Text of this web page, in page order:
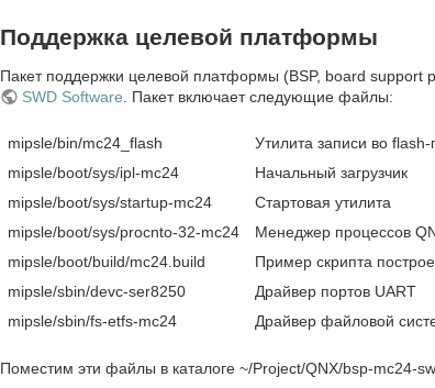
Поддержка целевой платформы
Пакет поддержки целевой платформы (BSP, board
SWD Software . Пакет включает следующие файлы:
mipsle/bin/mc24_flash
Утилита записи во
mipsle/boot/sys/ipl-mc24
Начальный загрузчик
mipsle/boot/sys/startup-mc24
Стартовая утилита
mipsle/boot/sys/procnto-32-mc24
Менеджер процессов
mipsle/boot/build/mc24.build
Пример скрипта
mipsle/sbin/devc-ser8250
Драйвер портов UART
mipsle/sbin/fs-etfs-mc24
Драйвер файловой
Поместим эти файлы в каталоге ~/Project/QNX/bsp-mc24-